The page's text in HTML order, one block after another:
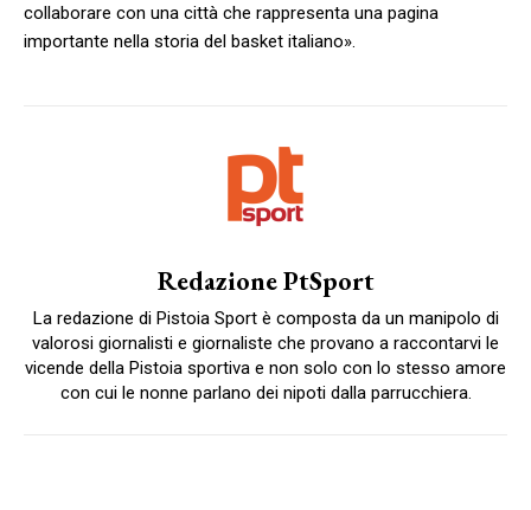
collaborare con una città che rappresenta una pagina
importante nella storia del basket italiano».
Redazione PtSport
La redazione di Pistoia Sport è composta da un manipolo di
valorosi giornalisti e giornaliste che provano a raccontarvi le
vicende della Pistoia sportiva e non solo con lo stesso amore
con cui le nonne parlano dei nipoti dalla parrucchiera.